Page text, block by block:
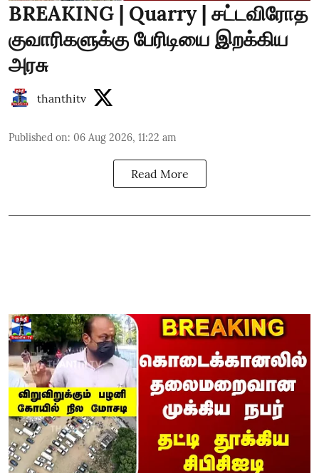
BREAKING | Quarry | சட்டவிரோத
குவாரிகளுக்கு பேரிடியை இறக்கிய
அரசு
thanthitv
Published on: 06 Aug 2026, 11:22 am
Read More